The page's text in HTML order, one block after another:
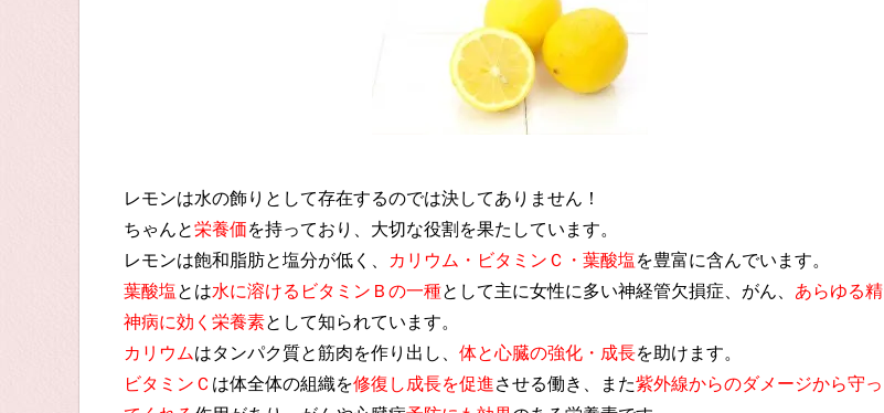
レモンは水の飾りとして存在するのでは決してありません！
ちゃんと栄養価を持っており、大切な役割を果たしています。
レモンは飽和脂肪と塩分が低く、
カリウム・ビタミンＣ・葉酸塩を豊富に含んでいます。
葉酸塩とは水に溶けるビタミンＢの一種として主に女性に多い神経管欠損症、がん、 あらゆる精
神病に効く栄養素として知られています。
カリウムはタンパク質と筋肉を作り出し、 体と心臓の強化・成長を助けます。
ビタミンＣ は体全体の組織を修復し成長を促進させる働き、また紫外線からのダメージから守っ